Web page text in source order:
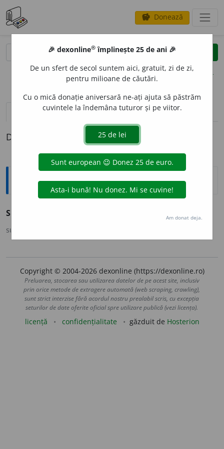
savings Donează
clear
opțiuni
definiții (1) pronunțievolume_up (2)
Definiția cu ID-ul 72556:
Antonime
Singuratic
sursa:
Copyright © 2004-2026 dexonline (https://dexonline.ro)
Preluarea, stocarea sau utilizarea datelor de pe acest site, inclusiv
prin orice metode de extragere automată (web scraping, crawling),
sunt strict interzise fără acordul nostru prealabil scris, cu excepția
seturilor de date oferite oficial spre utilizare publică (vezi licența).
licență confidențialitate găzduit de Hosterion
🎉 dexonline® împlinește 25 de ani 🎉
De un sfert de secol suntem aici, gratuit, zi de zi,
pentru milioane de căutări.
Cu o mică donație aniversară ne-ați ajuta să păstrăm
cuvintele la îndemâna tuturor și pe viitor.
Am donat deja.